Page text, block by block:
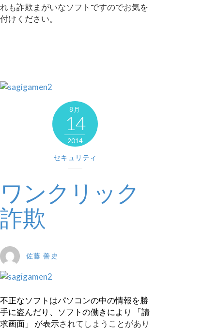
れも詐欺まがいなソフトですのでお気を
付けください。
8月
14
2014
セキュリティ
ワンクリック
詐欺
佐藤 善史
不正なソフトはパソコンの中の情報を勝
手に盗んだり、ソフトの働きにより 「請
求画面」 が表示されてしまうことがあり